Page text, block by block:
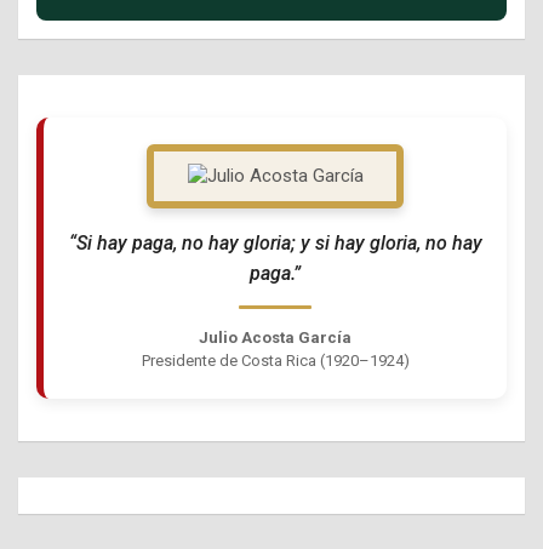
“Si hay paga, no hay gloria; y si hay gloria, no hay
paga.”
Julio Acosta García
Presidente de Costa Rica (1920–1924)